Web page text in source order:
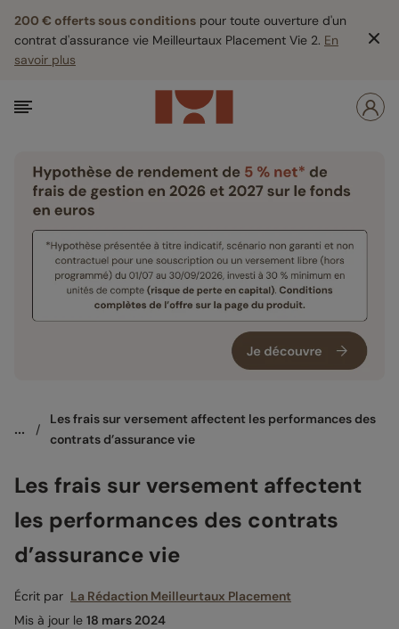
200 € offerts sous conditions pour toute ouverture d'un
contrat d'assurance vie Meilleurtaux Placement Vie 2. En
savoir plus
... /
Les frais sur versement affectent les performances des
contrats d’assurance vie
Les frais sur versement affectent
les performances des contrats
d’assurance vie
Écrit par La Rédaction Meilleurtaux Placement
Mis à jour le 18 mars 2024